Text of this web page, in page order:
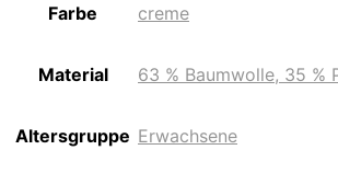
Farbe creme
Material 63 % Baumwolle, 35 %
Altersgruppe Erwachsene